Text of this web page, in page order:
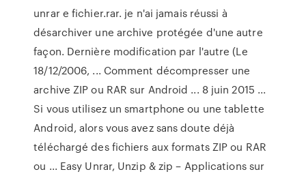
unrar e fichier.rar. je n'ai jamais réussi à
désarchiver une archive protégée d'une autre
façon. Dernière modification par l'autre (Le
18/12/2006, ... Comment décompresser une
archive ZIP ou RAR sur Android ... 8 juin 2015 ...
Si vous utilisez un smartphone ou une tablette
Android, alors vous avez sans doute déjà
téléchargé des fichiers aux formats ZIP ou RAR
ou ... Easy Unrar, Unzip & zip – Applications sur